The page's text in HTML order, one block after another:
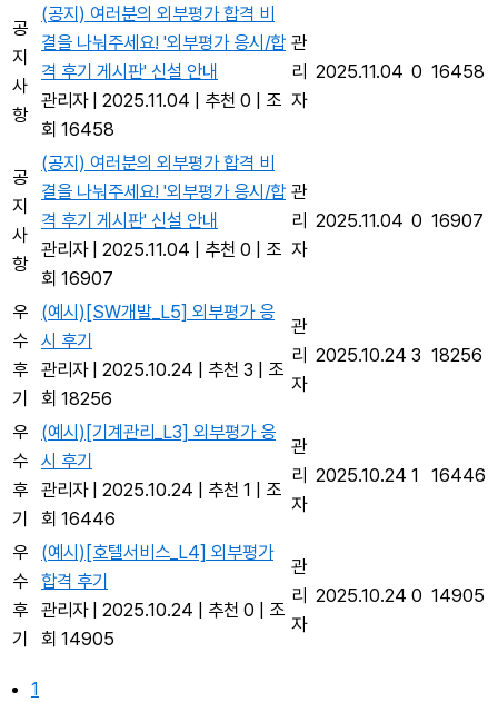
공
지
사
항
(공지) 여러분의 외부평가 합격 비
결을 나눠주세요! '외부평가 응시/합
격 후기 게시판' 신설 안내
관리자 | 2025.11.04 | 추천 0 | 조
회 16458
관
리
자
2025.11.04 0 16458
공
지
사
항
(공지) 여러분의 외부평가 합격 비
결을 나눠주세요! '외부평가 응시/합
격 후기 게시판' 신설 안내
관리자 | 2025.11.04 | 추천 0 | 조
회 16907
관
리
자
2025.11.04 0 16907
우
수
후
기
(예시)[SW개발_L5] 외부평가 응
시 후기
관리자 | 2025.10.24 | 추천 3 | 조
회 18256
관
리
자
2025.10.24 3 18256
우
수
후
기
(예시)[기계관리_L3] 외부평가 응
시 후기
관리자 | 2025.10.24 | 추천 1 | 조
회 16446
관
리
자
2025.10.24 1 16446
우
수
후
기
(예시)[호텔서비스_L4] 외부평가
합격 후기
관리자 | 2025.10.24 | 추천 0 | 조
회 14905
관
리
자
2025.10.24 0 14905
1